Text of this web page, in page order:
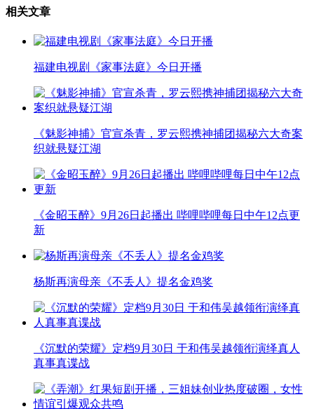
相关文章
福建电视剧《家事法庭》今日开播
《魅影神捕》官宣杀青，罗云熙携神捕团揭秘六大奇案
织就悬疑江湖
《金昭玉醉》9月26日起播出 哔哩哔哩每日中午12点更
新
杨斯再演母亲《不丢人》提名金鸡奖
《沉默的荣耀》定档9月30日 于和伟吴越领衔演绎真人
真事真谍战